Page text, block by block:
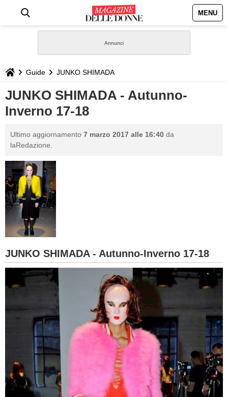
MENU
STILE
BIOGRAFIE
DEFINIZIONI
GASTRONOMIA
CAPELLI
SESSO
DIETA
Guide JUNKO SHIMADA
JUNKO SHIMADA - Autunno-
Inverno 17-18
Ultimo aggiornamento 7 marzo 2017 alle 16:40 da
laRedazione.
JUNKO SHIMADA - Autunno-Inverno 17-18